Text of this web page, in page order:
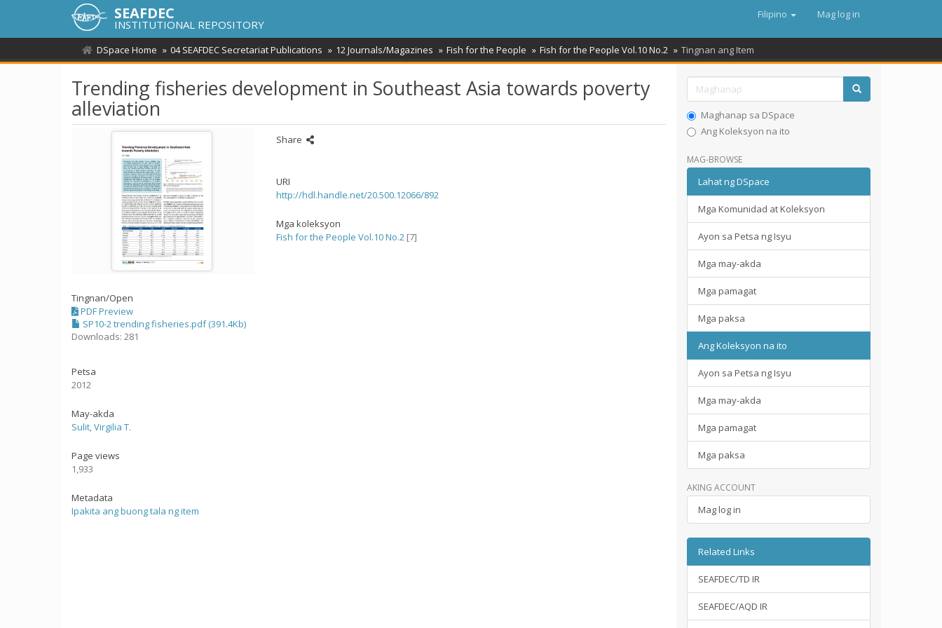
SEAFDEC
INSTITUTIONAL REPOSITORY
Filipino Mag log in
DSpace Home 04 SEAFDEC Secretariat Publications 12 Journals/Magazines Fish for the People Fish for the People Vol.10 No.2 Tingnan ang Item
Trending fisheries development in Southeast Asia towards poverty
alleviation
Tingnan/Open
PDF Preview
SP10-2 trending fisheries.pdf (391.4Kb)
Downloads: 281
Petsa
2012
May-akda
Sulit, Virgilia T.
Page views
1,933
Metadata
Ipakita ang buong tala ng item
Share
URI
http://hdl.handle.net/20.500.12066/892
Mga koleksyon
Fish for the People Vol.10 No.2 [7]
Maghanap sa DSpace
Ang Koleksyon na ito
MAG-BROWSE
Lahat ng DSpace
Mga Komunidad at Koleksyon
Ayon sa Petsa ng Isyu
Mga may-akda
Mga pamagat
Mga paksa
Ang Koleksyon na ito
Ayon sa Petsa ng Isyu
Mga may-akda
Mga pamagat
Mga paksa
AKING ACCOUNT
Mag log in
Related Links
SEAFDEC/TD IR
SEAFDEC/AQD IR